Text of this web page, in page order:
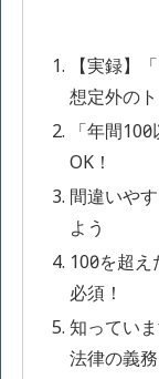
【実録】
想定外の
「年間
OK！
間違いや
よう
100日を超
必須！
知ってい
法律の義務